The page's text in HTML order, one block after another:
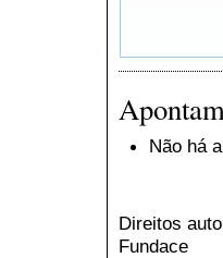
Não há
Direitos
Fundace